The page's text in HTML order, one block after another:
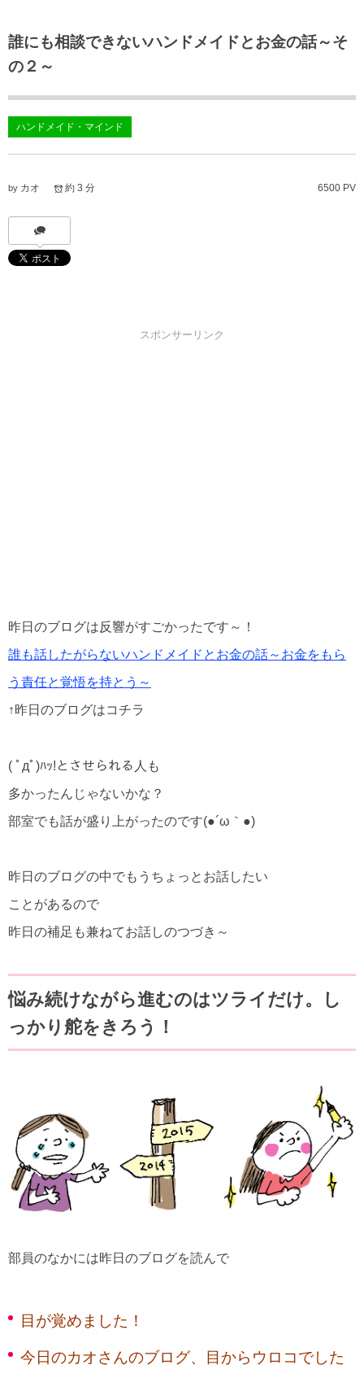
誰にも相談できないハンドメイドとお金の話～そ
の２～
ハンドメイド・マインド
by カオ 6500 PV
約 3 分
スポンサーリンク
昨日のブログは反響がすごかったです～！
誰も話したがらないハンドメイドとお金の話～お金をもら
う責任と覚悟を持とう～
↑昨日のブログはコチラ
( ﾟдﾟ)ﾊｯ!とさせられる人も
多かったんじゃないかな？
部室でも話が盛り上がったのです(●´ω｀●)
昨日のブログの中でもうちょっとお話したい
ことがあるので
昨日の補足も兼ねてお話しのつづき～
悩み続けながら進むのはツライだけ。し
っかり舵をきろう！
部員のなかには昨日のブログを読んで
目が覚めました！
今日のカオさんのブログ、目からウロコでした